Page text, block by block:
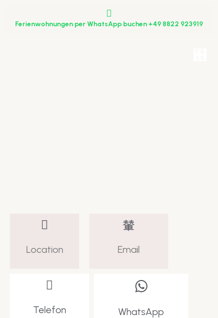
Ferienwohnungen per WhatsApp buchen +49 8822 923919
Location Email
Telefon WhatsApp